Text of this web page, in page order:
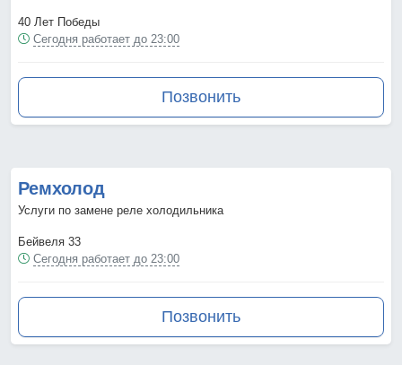
40 Лет Победы
Сегодня работает до 23:00
Позвонить
Ремхолод
Услуги по замене реле холодильника
Бейвеля 33
Сегодня работает до 23:00
Позвонить